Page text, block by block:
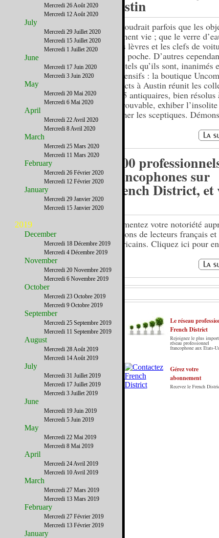
Austin
On voudrait parfois que les
prennent vie ; que le verre
à vos lèvres et les clefs de
votre poche. D’autres
bien tels qu’ils sont, inanimés
inoffensifs : la boutique
Objects à Austin réunit les
de 25 antiquaires, bien
l’introuvable, exhiber
étonner les sceptiques.
1200
francophones sur
French District, et
Augmentez votre notoriété
millions de lecteurs français et
américains. Cliquez ici pour
Le French District est le premier guide sur
internet en Français sur les Etats-Unis. Notre
principe : Le meilleur des Etats-Unis par ceux qui
Le réseau
French District
Rejoignez le plus
réseau professionnel
francophone aux Etats-
Gérez votre
abonnement
Recevez le French
Mercredi 26 Août 2020
Mercredi 12 Août 2020
July
Mercredi 29 Juillet 2020
Mercredi 15 Juillet 2020
Mercredi 1 Juillet 2020
June
Mercredi 17 Juin 2020
Mercredi 3 Juin 2020
May
Mercredi 20 Mai 2020
Mercredi 6 Mai 2020
April
Mercredi 22 Avril 2020
Mercredi 8 Avril 2020
March
Mercredi 25 Mars 2020
Mercredi 11 Mars 2020
February
Mercredi 26 Février 2020
Mercredi 12 Février 2020
January
Mercredi 29 Janvier 2020
Mercredi 15 Janvier 2020
2019
December
Mercredi 18 Décembre 2019
Mercredi 4 Décembre 2019
November
Mercredi 20 Novembre 2019
Mercredi 6 Novembre 2019
October
Mercredi 23 Octobre 2019
Mercredi 9 Octobre 2019
September
Mercredi 25 Septembre 2019
Mercredi 11 Septembre 2019
August
Mercredi 28 Août 2019
Mercredi 14 Août 2019
July
Mercredi 31 Juillet 2019
Mercredi 17 Juillet 2019
Mercredi 3 Juillet 2019
June
Mercredi 19 Juin 2019
Mercredi 5 Juin 2019
May
Mercredi 22 Mai 2019
Mercredi 8 Mai 2019
April
Mercredi 24 Avril 2019
Mercredi 10 Avril 2019
March
Mercredi 27 Mars 2019
Mercredi 13 Mars 2019
February
Mercredi 27 Février 2019
Mercredi 13 Février 2019
January